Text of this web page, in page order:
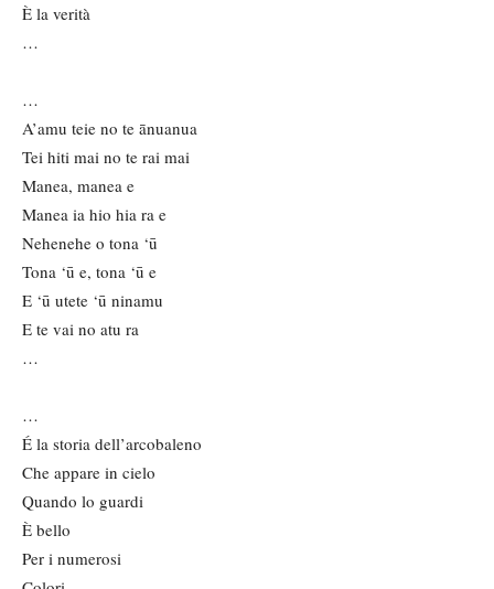
È la verità
…
…
A’amu teie no te ānuanua
Tei hiti mai no te rai mai
Manea, manea e
Manea ia hio hia ra e
Nehenehe o tona ‘ū
Tona ‘ū e, tona ‘ū e
E ‘ū utete ‘ū ninamu
E te vai no atu ra
…
…
É la storia dell’arcobaleno
Che appare in cielo
Quando lo guardi
È bello
Per i numerosi